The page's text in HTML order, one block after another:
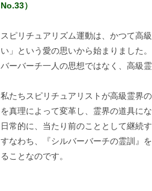
No.33）
スピリチュアリズム運動は、かつて高
い」という愛の思いから始まりました
バーバーチ一人の思想ではなく、高級
私たちスピリチュアリストが高級霊界
を真理によって変革し、霊界の道具に
日常的に、当たり前のこととして継続
すなわち、『シルバーバーチの霊訓』
ることなのです。